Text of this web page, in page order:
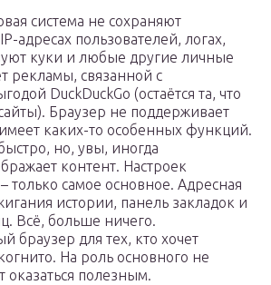
система не сохраняют
адресах пользователей, логах,
куки и любые другие личные
рекламы, связанной с
DuckDuckGo (остаётся та, что
Браузер не поддерживает
каких-то особенных функций.
но, увы, иногда
контент. Настроек
только самое основное. Адресная
истории, панель закладок и
Всё, больше ничего.
браузер для тех, кто хочет
На роль основного не
оказаться полезным.